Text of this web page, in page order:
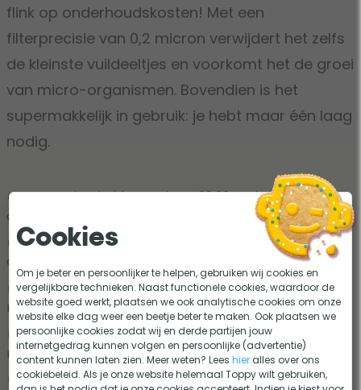
flink op onderhoudskosten! Met een
filterprecisie van 0,2 micron verwijdert het zelfs
de kleinste vuildeeltjes en voorkomt het de groei
van micro-organismen. Bovendien is het
supermakkelijk in gebruik: je hebt maar één laag
nodig.
Door zuiverheidsgraad van 99,99% minder
chemicaliën nodig
Unieke technologie voorkomt vorming van micro-
organismen
Maar één grootte filterglas nodig voor maximaal
resultaat, ook bij een grotere hoeveelheid.
Kan keer op keer gebruikt worden; gaat levenslang
mee
Filterglas kan wat scherp zijn; daardoor voorzichtig
Cookies
Om je beter en persoonlijker te helpen, gebruiken wij cookies en
vergelijkbare technieken. Naast functionele cookies, waardoor de
website goed werkt, plaatsen we ook analytische cookies om onze
website elke dag weer een beetje beter te maken. Ook plaatsen we
persoonlijke cookies zodat wij en derde partijen jouw
internetgedrag kunnen volgen en persoonlijke (advertentie)
content kunnen laten zien. Meer weten? Leeshier alles over ons
cookiebeleid. Als je onze website helemaal Toppy wilt gebruiken,